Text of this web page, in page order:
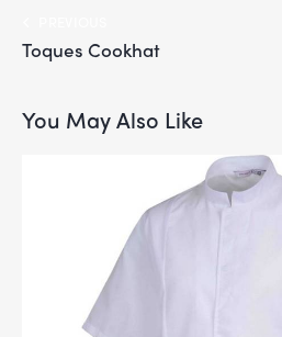
Toques Cookhat
You May Also Like